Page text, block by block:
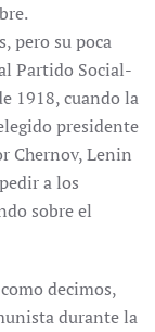
pero su poca
Partido Social-
1918, cuando la
presidente
Chernov, Lenin
a los
sobre el
decimos,
durante la